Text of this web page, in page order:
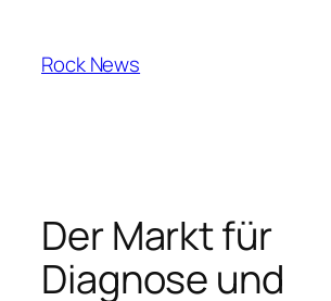
content
Rock News
Der Markt für
Diagnose und